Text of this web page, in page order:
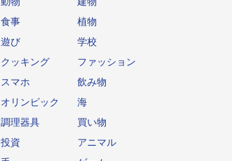
食事
植物
遊び
学校
クッキング
ファッション
スマホ
飲み物
オリンピック
海
調理器具
買い物
投資
アニマル